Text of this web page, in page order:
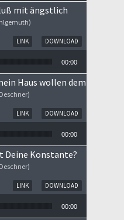
mit ängstlich
DOWNLOAD
LINK
00:00
Haus wollen dem HERRN
DOWNLOAD
LINK
00:00
Deine Konstante?
DOWNLOAD
LINK
00:00